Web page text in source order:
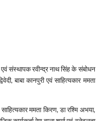
एवं संस्थापक रवीन्द्र नाथ सिंह के संबोधन
बाबा कानपुरी एवं साहित्यकार ममता
ममता किरण, डा रश्मि अभया,